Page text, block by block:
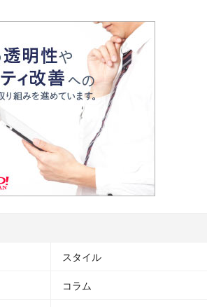
スタイル
コラム